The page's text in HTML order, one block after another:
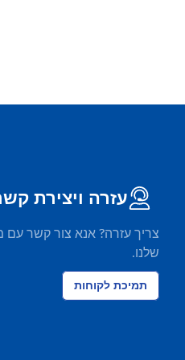
עזרה ויצירת
צריך עזרה? אנא צור קשר
שלנו.
תמיכת לקוחות